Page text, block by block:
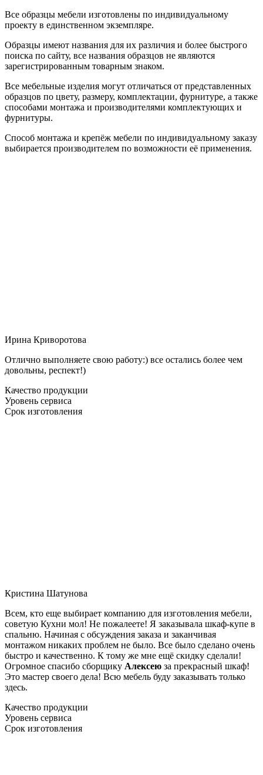
Все образцы мебели изготовлены по индивидуальному
проекту в единственном экземпляре.
Образцы имеют названия для их различия и более быстрого
поиска по сайту, все названия образцов не являются
зарегистрированным товарным знаком.
Все мебельные изделия могут отличаться от представленных
образцов по цвету, размеру, комплектации, фурнитуре, а также
способами монтажа и производителями комплектующих и
фурнитуры.
Способ монтажа и крепёж мебели по индивидуальному заказу
выбирается производителем по возможности её применения.
Ирина Криворотова
Отлично выполняете свою работу:) все остались более чем
довольны, респект!)
Качество продукции
Уровень сервиса
Срок изготовления
Кристина Шатунова
Всем, кто еще выбирает компанию для изготовления мебели,
советую Кухни мол! Не пожалеете! Я заказывала шкаф-купе в
спальню. Начиная с обсуждения заказа и заканчивая
монтажом никаких проблем не было. Все было сделано очень
быстро и качественно. К тому же мне ещё скидку сделали!
Огромное спасибо сборщику Алексею за прекрасный шкаф!
Это мастер своего дела! Всю мебель буду заказывать только
здесь.
Качество продукции
Уровень сервиса
Срок изготовления